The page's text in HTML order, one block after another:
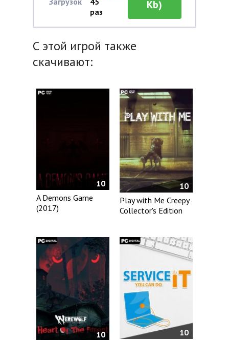
раз
Kb)
С этой игрой также
скачивают:
10
A Demons Game
(2017)
10
Play with Me Creepy
Collector's Edition
10
10